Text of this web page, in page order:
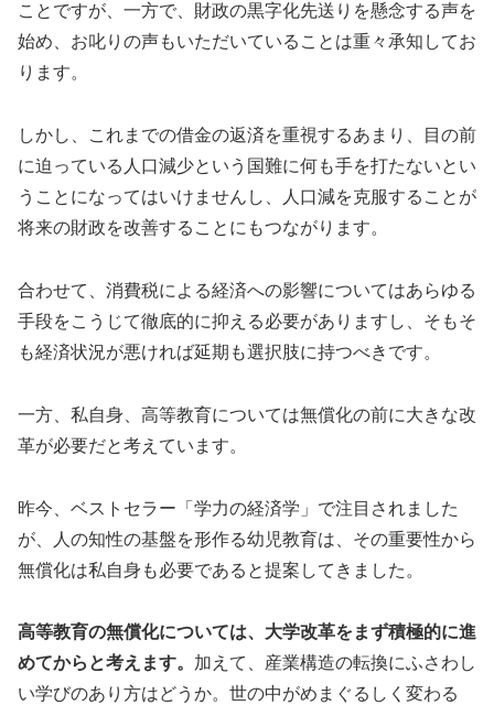
ことですが、一方で、財政の黒字化先送りを懸念する声を
始め、お叱りの声もいただいていることは重々承知してお
ります。
しかし、これまでの借金の返済を重視するあまり、目の前
に迫っている人口減少という国難に何も手を打たないとい
うことになってはいけませんし、人口減を克服することが
将来の財政を改善することにもつながります。
合わせて、消費税による経済への影響についてはあらゆる
手段をこうじて徹底的に抑える必要がありますし、そもそ
も経済状況が悪ければ延期も選択肢に持つべきです。
一方、私自身、高等教育については無償化の前に大きな改
革が必要だと考えています。
昨今、ベストセラー「学力の経済学」で注目されました
が、人の知性の基盤を形作る幼児教育は、その重要性から
無償化は私自身も必要であると提案してきました。
高等教育の無償化については、大学改革をまず積極的に進
めてからと考えます。 加えて、産業構造の転換にふさわし
い学びのあり方はどうか。世の中がめまぐるしく変わる